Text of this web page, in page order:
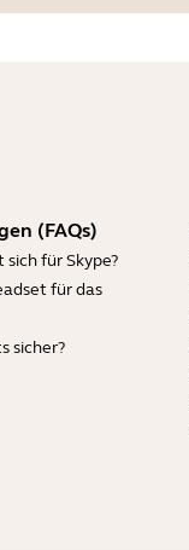
(FAQs)
für Skype?
für das
sicher?